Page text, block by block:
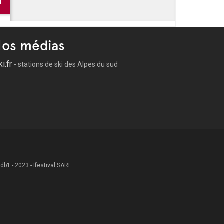
médias
- stations de ski des Alpes du sud
- 2023 - Ifestival SARL